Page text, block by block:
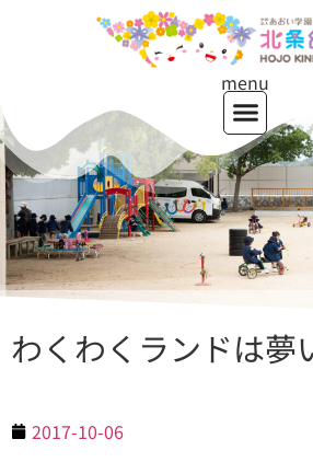
menu
わくわくランドは夢
2017-10-06